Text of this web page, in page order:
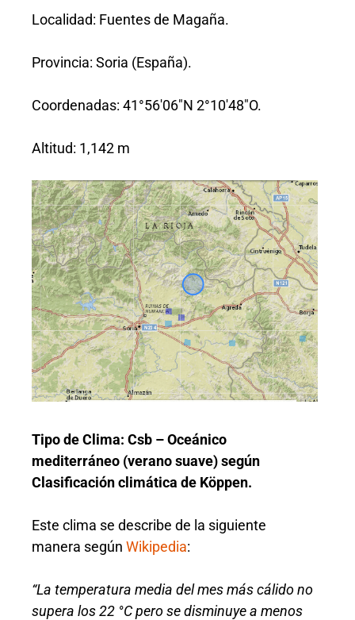
Localidad: Fuentes de Magaña.
Provincia: Soria (España).
Coordenadas: 41°56′06″N 2°10′48″O.
Altitud: 1,142 m
Tipo de Clima: Csb – Oceánico
mediterráneo (verano suave) según
Clasificación climática de Köppen.
Este clima se describe de la siguiente
manera según Wikipedia:
“La temperatura media del mes más cálido no
supera los 22 °C pero se disminuye a menos